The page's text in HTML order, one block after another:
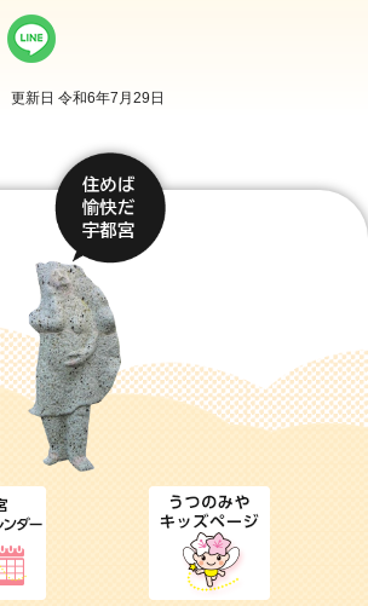
更新日 令和6年7月29日